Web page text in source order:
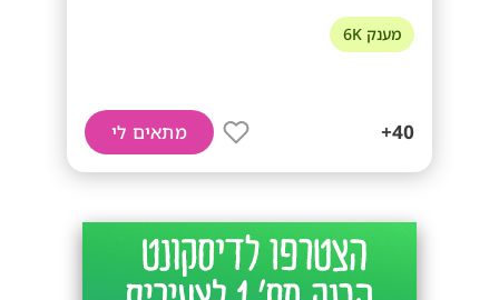
מענק 6K
40+ מתאים לי